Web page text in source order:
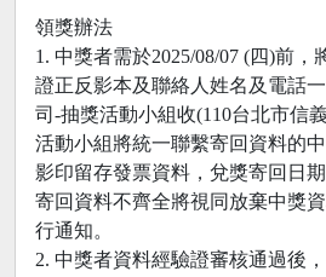
領獎辦法
1. 中獎者需於2025/08/07 (四)前
證正反影本及聯絡人姓名及電話
司-抽獎活動小組收(110台北市信
活動小組將統一聯繫寄回資料的
影印留存發票資料，兌獎寄回日
寄回資料不齊全將視同放棄中獎
行通知。
2. 中獎者資料經驗證審核通過後